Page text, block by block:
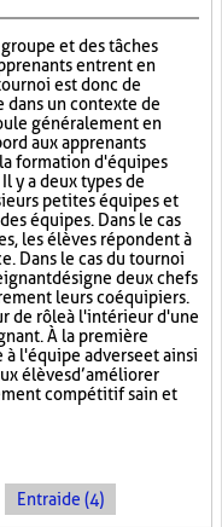
et des tâches
entrent en
est donc de
un contexte de
généralement en
aux apprenants
formation d'équipes
y a deux types de
petites équipes et
équipes. Dans le cas
les élèves répondent à
Dans le cas du tournoi
désigne deux chefs
leurs coéquipiers.
de rôle à l'intérieur d'une
À la première
l'équipe adverse et ainsi
élèves d’améliorer
compétitif sain et
Entraide (4)